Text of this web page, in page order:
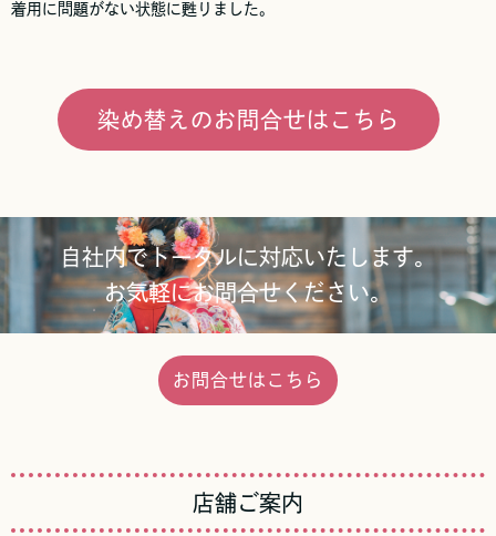
着用に問題がない状態に甦りました。
染め替えのお問合せはこちら
自社内でトータルに対応いたします。
お気軽にお問合せください。
お問合せはこちら
店舗ご案内